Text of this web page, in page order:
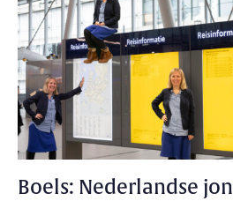
Boels: Nederlandse